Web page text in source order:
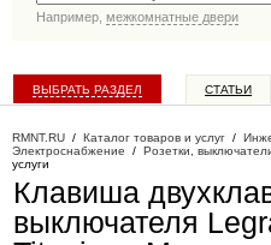
Например, межкомнатные двери
ВЫБРАТЬ РАЗДЕЛ СТАТЬИ
RMNT.RU / Каталог товаров и услуг /
Электроснабжение / Розетки,
услуги
Клавиша
выключателя